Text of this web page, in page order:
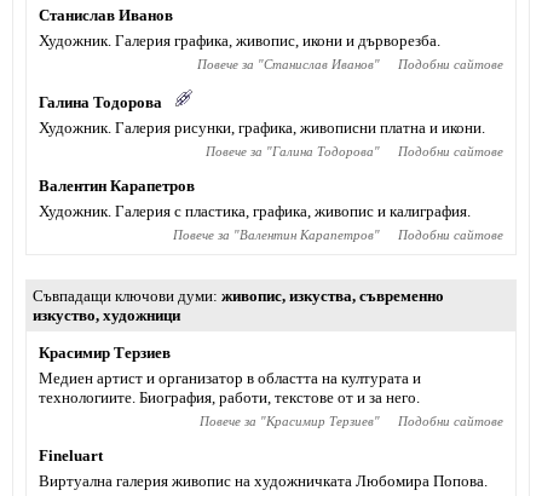
Станислав Иванов
Художник. Галерия графика, живопис, икони и дърворезба.
Повече за "Станислав Иванов" Подобни сайтове
Галина Тодорова
Художник. Галерия рисунки, графика, живописни платна и икони.
Повече за "Галина Тодорова" Подобни сайтове
Валентин Карапетров
Художник. Галерия с пластика, графика, живопис и калиграфия.
Повече за "Валентин Карапетров" Подобни сайтове
Съвпадащи ключови думи живопис, изкуства, съвременно
изкуство, художници
Красимир Терзиев
Медиен артист и организатор в областта на културата и
технологиите. Биография, работи, текстове от и за него.
Повече за "Красимир Терзиев" Подобни сайтове
Fineluart
Виртуална галерия живопис на художничката Любомира Попова.